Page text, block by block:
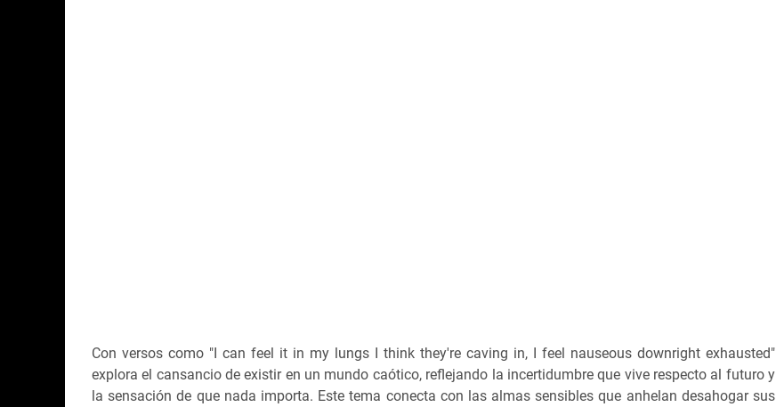
Con versos como "I can feel it in my lungs I think they're caving in, I feel nauseous downright exhausted"
explora el cansancio de existir en un mundo caótico, reflejando la incertidumbre que vive respecto al futuro y
la sensación de que nada importa. Este tema conecta con las almas sensibles que anhelan desahogar sus